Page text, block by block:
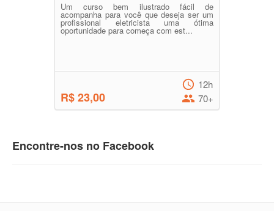
Um curso bem ilustrado fácil de
acompanha para você que deseja ser um
profissional eletricista uma ótima
oportunidade para começa com est...
R$ 23,00
12h
70+
Encontre-nos no Facebook